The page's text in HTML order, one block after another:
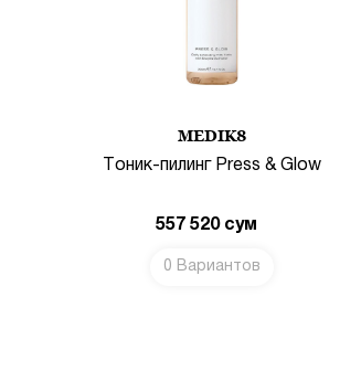
MEDIK8
Тоник-пилинг Press & Glow
557 520сум
0 Вариантов